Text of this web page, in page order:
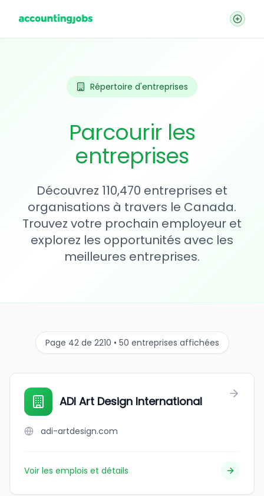
Répertoire d'entreprises
Parcourir les
entreprises
Découvrez 110,470 entreprises et
organisations à travers le Canada.
Trouvez votre prochain employeur et
explorez les opportunités avec les
meilleures entreprises.
Page 42 de 2210 • 50 entreprises affichées
ADI Art Design International
adi-artdesign.com
Voir les emplois et détails